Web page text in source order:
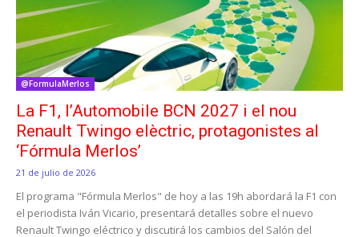
@FormulaMerlos
La F1, l’Automobile BCN 2027 i el nou
Renault Twingo elèctric, protagonistes al
‘Fórmula Merlos’
21 de julio de 2026
El programa "Fórmula Merlos" de hoy a las 19h abordará la F1 con
el periodista Iván Vicario, presentará detalles sobre el nuevo
Renault Twingo eléctrico y discutirá los cambios del Salón del